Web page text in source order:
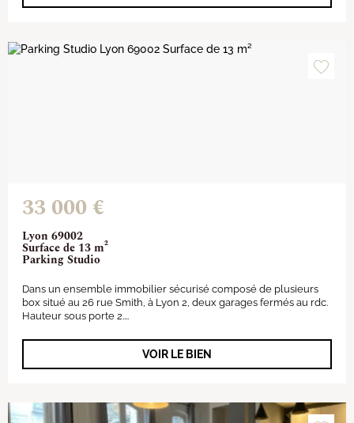
Lyon 69002
Surface de 13 m²
Parking Studio
33 000 €
Dans un ensemble immobilier sécurisé composé de plusieurs
box situé au 26 rue Smith, à Lyon 2, deux garages fermés au rdc.
Hauteur sous porte 2....
VOIR LE BIEN